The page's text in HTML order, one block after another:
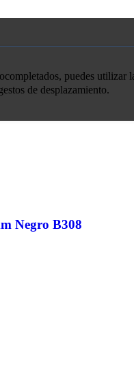
puedes
de desplazamiento.
Negro B308